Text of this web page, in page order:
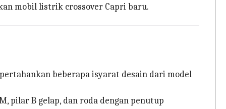
mobil listrik crossover Capri baru.
beberapa isyarat desain dari model
pilar B gelap, dan roda dengan penutup